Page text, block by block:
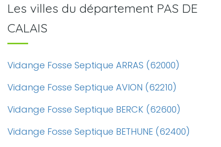
Les villes du département PAS DE
CALAIS
Vidange Fosse Septique ARRAS (62000)
Vidange Fosse Septique AVION (62210)
Vidange Fosse Septique BERCK (62600)
Vidange Fosse Septique BETHUNE (62400)